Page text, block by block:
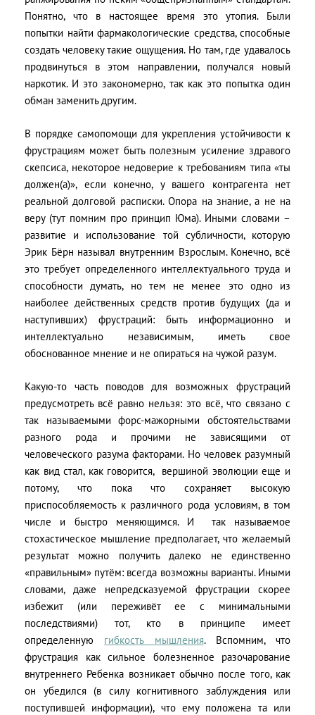
Понятно, что в настоящее время это утопия. Были
попытки найти фармакологические средства, способные
создать человеку такие ощущения. Но там, где удавалось
продвинуться в этом направлении, получался новый
наркотик. И это закономерно, так как это попытка один
обман заменить другим.
В порядке самопомощи для укрепления устойчивости к
фрустрациям может быть полезным усиление здравого
скепсиса, некоторое недоверие к требованиям типа «ты
должен(а)», если конечно, у вашего контрагента нет
реальной долговой расписки. Опора на знание, а не на
веру (тут помним про принцип Юма). Иными словами –
развитие и использование той субличности, которую
Эрик Бёрн называл внутренним Взрослым. Конечно, всё
это требует определенного интеллектуального труда и
способности думать, но тем не менее это одно из
наиболее действенных средств против будущих (да и
наступивших) фрустраций: быть информационно и
интеллектуально независимым, иметь свое
обоснованное мнение и не опираться на чужой разум.
Какую-то часть поводов для возможных фрустраций
предусмотреть всё равно нельзя: это всё, что связано с
так называемыми форс-мажорными обстоятельствами
разного рода и прочими не зависящими от
человеческого разума факторами. Но человек разумный
как вид стал, как говорится, вершиной эволюции еще и
потому, что пока что сохраняет высокую
приспособляемость к различного рода условиям, в том
числе и быстро меняющимся. И так называемое
стохастическое мышление предполагает, что желаемый
результат можно получить далеко не единственно
«правильным» путём: всегда возможны варианты. Иными
словами, даже непредсказуемой фрустрации скорее
избежит (или переживёт ее с минимальными
последствиями) тот, кто в принципе имеет
определенную гибкость мышления. Вспомним, что
фрустрация как сильное болезненное разочарование
внутреннего Ребенка возникает обычно после того, как
он убедился (в силу когнитивного заблуждения или
поступившей информации), что ему положена та или